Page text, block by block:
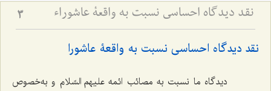
نقد دیدگاه احساسی نسبت به واقعۀ عاشوراء 3
نقد دیدگاه احساسی نسبت به واقعۀ عاشورا
دیدگاه ما نسبت به مصائب ائمه علیهم السّلام و به‌خصوص